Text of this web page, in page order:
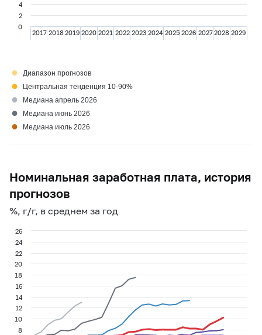
Номинальная заработная плата, история
прогнозов
%, г/г, в среднем за год
2017 2018 2019 2020 2021 2022 2023 2024 2025 2026 2027 2028 2029
0
2
4
● Диапазон прогнозов
● Центральная тенденция 10-90%
● Медиана апрель 2026
● Медиана июнь 2026
● Медиана июль 2026
8
10
12
14
16
18
20
22
24
26